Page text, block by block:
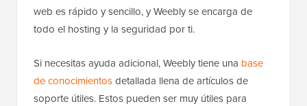
web es rápido y sencillo, y Weebly se encarga de
todo el hosting y la seguridad por ti.
Si necesitas ayuda adicional, Weebly tiene una base
de conocimientosdetallada llena de artículos de
soporte útiles. Estos pueden ser muy útiles para